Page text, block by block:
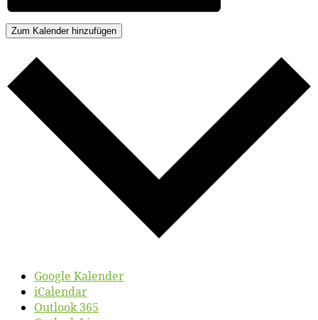
Zum Kalender hinzufügen
Google Kalender
iCalendar
Outlook 365